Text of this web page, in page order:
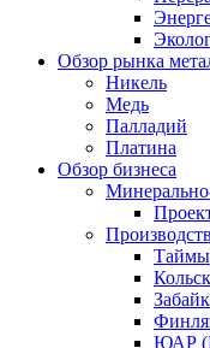
Обзор рынка
Никель
Медь
Палладий
Платина
Обзор бизнеса
ЮАР